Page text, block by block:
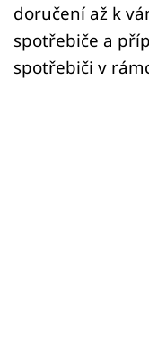
doručení až k
spotřebiče a
spotřebiči v